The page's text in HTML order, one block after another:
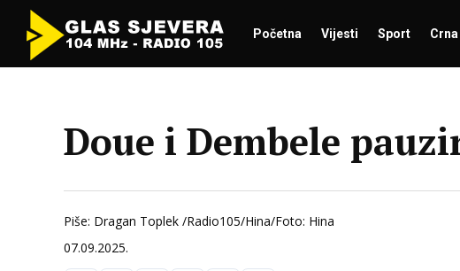
Početna Vijesti Sport
Doue i Dembele
Piše: Dragan Toplek /Radio105/Hina/Foto: Hina
07.09.2025.